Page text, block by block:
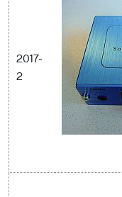
2017-
2